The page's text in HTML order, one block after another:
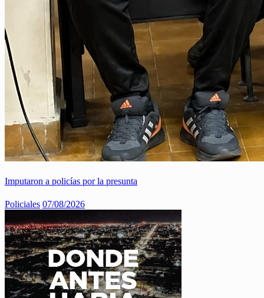
Imputaron a policías por la presunta
Policiales 07/08/2026